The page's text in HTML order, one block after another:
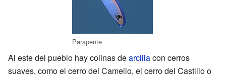
Parapente
Al este del pueblo hay colinas dearcillacon cerros
suaves, como el cerro del Camello, el cerro del Castillo o